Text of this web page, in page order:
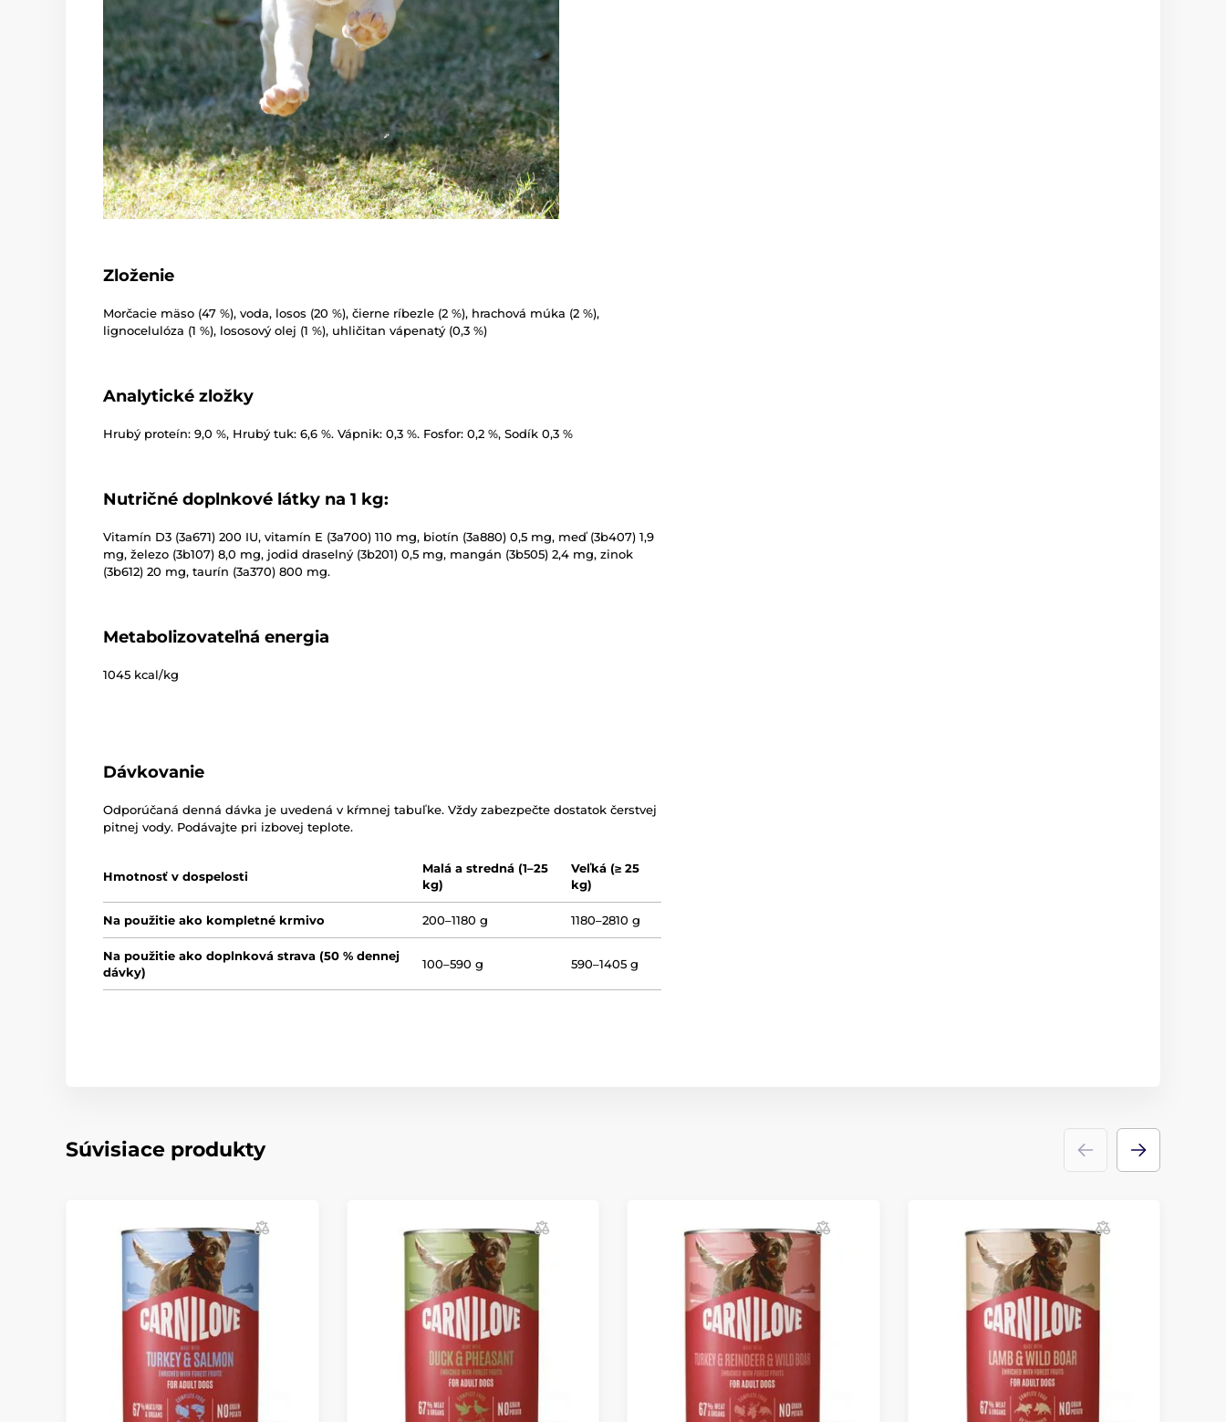
Zloženie
Morčacie mäso (47 %), voda, losos (20 %), čierne ríbezle (2 %), hrachová múka (2 %),
lignocelulóza (1 %), lososový olej (1 %), uhličitan vápenatý (0,3 %)
Analytické zložky
Hrubý proteín: 9,0 %, Hrubý tuk: 6,6 %. Vápnik: 0,3 %. Fosfor: 0,2 %, Sodík 0,3 %
Nutričné doplnkové látky na 1 kg:
Vitamín D3 (3a671) 200 IU, vitamín E (3a700) 110 mg, biotín (3a880) 0,5 mg, meď (3b407) 1,9
mg, železo (3b107) 8,0 mg, jodid draselný (3b201) 0,5 mg, mangán (3b505) 2,4 mg, zinok
(3b612) 20 mg, taurín (3a370) 800 mg.
Metabolizovateľná energia
1045 kcal/kg
Dávkovanie
Odporúčaná denná dávka je uvedená v kŕmnej tabuľke. Vždy zabezpečte dostatok čerstvej
pitnej vody. Podávajte pri izbovej teplote.
Hmotnosť v dospelosti
Malá a stredná (1–25
kg)
Veľká (≥ 25
kg)
Na použitie ako kompletné krmivo 200–1180 g 1180–2810 g
Na použitie ako doplnková strava (50 % dennej
dávky)
100–590 g 590–1405 g
Súvisiace produkty